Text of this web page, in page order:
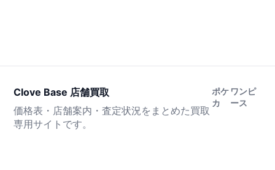
Clove Base 店舗買取
価格表・店舗案内・査定状況をまとめた買取
専用サイトです。
ポケ
カ
ワンピ
ース